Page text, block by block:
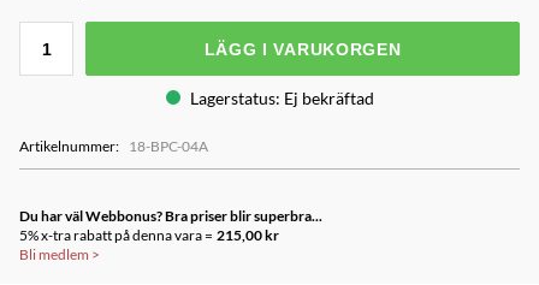
LÄGG I VARUKORGEN
Lagerstatus: Ej bekräftad
Artikelnummer: 18-BPC-04A
Du har väl Webbonus? Bra priser blir superbra...
5% x-tra rabatt på denna vara = 215,00 kr
Bli medlem >